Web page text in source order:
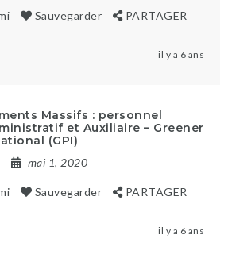
Sauvegarder PARTAGER
il y a 6 ans
Massifs : personnel
et Auxiliaire – Greener
(GPI)
mai 1, 2020
Sauvegarder PARTAGER
il y a 6 ans